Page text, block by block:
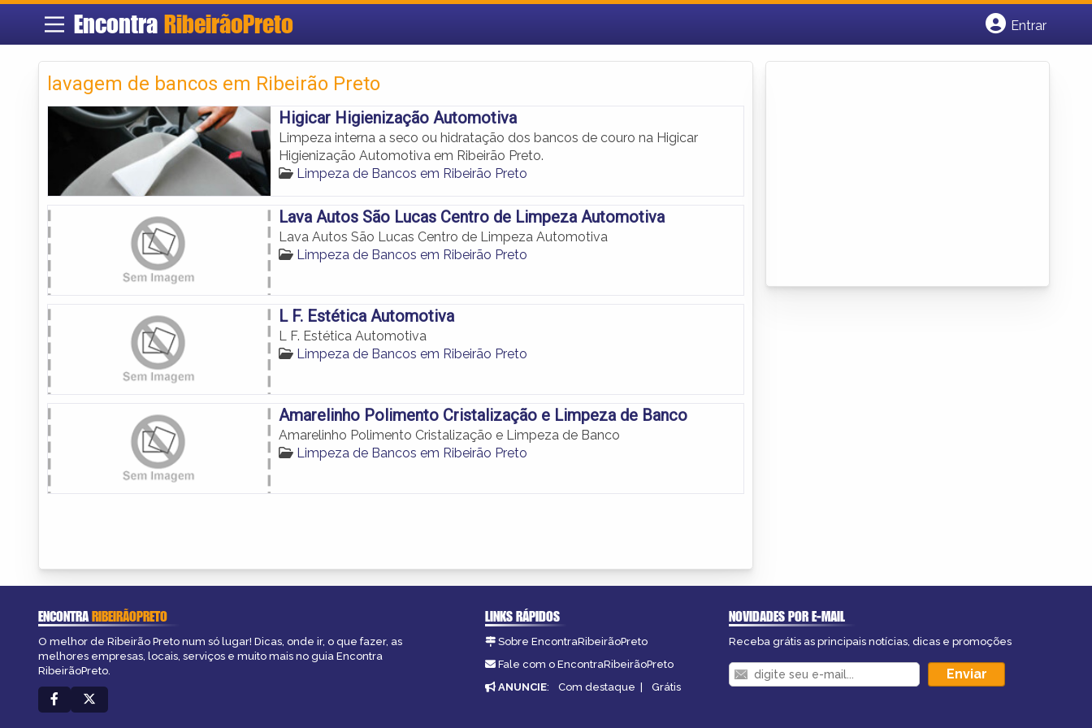
Encontra RibeirãoPreto
Entrar
lavagem de bancos em Ribeirão Preto
Higicar Higienização Automotiva
Limpeza interna a seco ou hidratação dos bancos de couro na Higicar
Higienização Automotiva em Ribeirão Preto.
Limpeza de Bancos em Ribeirão Preto
Lava Autos São Lucas Centro de Limpeza Automotiva
Lava Autos São Lucas Centro de Limpeza Automotiva
Limpeza de Bancos em Ribeirão Preto
L F. Estética Automotiva
L F. Estética Automotiva
Limpeza de Bancos em Ribeirão Preto
Amarelinho Polimento Cristalização e Limpeza de Banco
Amarelinho Polimento Cristalização e Limpeza de Banco
Limpeza de Bancos em Ribeirão Preto
ENCONTRARIBEIRÃOPRETO
O melhor de Ribeirão Preto num só lugar! Dicas, onde ir, o que fazer, as
melhores empresas, locais, serviços e muito mais no guia Encontra
RibeirãoPreto.
LINKS RÁPIDOS
Sobre EncontraRibeirãoPreto
Fale com o EncontraRibeirãoPreto
ANUNCIE: Com destaque | Grátis
NOVIDADES POR E-MAIL
Receba grátis as principais notícias, dicas e promoções